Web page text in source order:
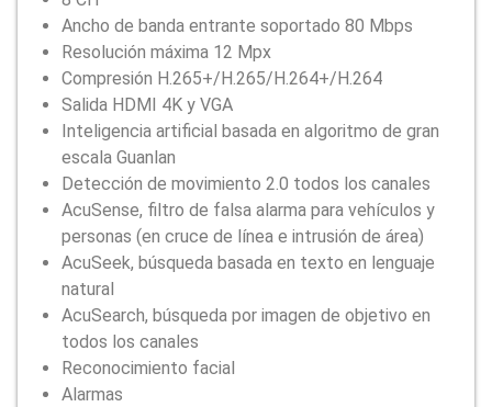
Ancho de banda entrante soportado 80 Mbps
Resolución máxima 12 Mpx
Compresión H.265+/H.265/H.264+/H.264
Salida HDMI 4K y VGA
Inteligencia artificial basada en algoritmo de gran
escala Guanlan
Detección de movimiento 2.0 todos los canales
AcuSense, filtro de falsa alarma para vehículos y
personas (en cruce de línea e intrusión de área)
AcuSeek, búsqueda basada en texto en lenguaje
natural
AcuSearch, búsqueda por imagen de objetivo en
todos los canales
Reconocimiento facial
Alarmas